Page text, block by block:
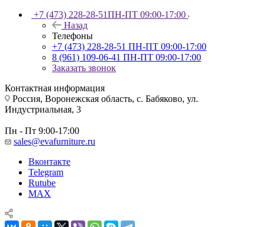
+7 (473) 228-28-51ПН-ПТ 09:00-17:00
Назад
Телефоны
+7 (473) 228-28-51 ПН-ПТ 09:00-17:00
8 (961) 109-06-41 ПН-ПТ 09:00-17:00
Заказать звонок
Контактная информация
Россия, Воронежская область, с. Бабяково, ул.
Индустриальная, 3
Пн - Пт 9:00-17:00
sales@evafurniture.ru
Вконтакте
Telegram
Rutube
MAX